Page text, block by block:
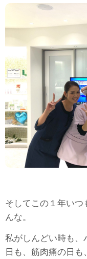
そしてこの１年い
んな。
私がしんどい時も、
日も、筋肉痛の日も